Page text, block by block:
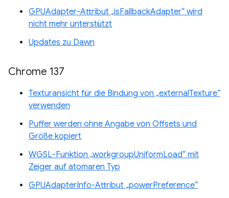
GPUAdapter-Attribut „isFallbackAdapter“ wird
nicht mehr unterstützt
Updates zu Dawn
Chrome 137
Texturansicht für die Bindung von „externalTexture“
verwenden
Puffer werden ohne Angabe von Offsets und
Größe kopiert
WGSL-Funktion „workgroupUniformLoad“ mit
Zeiger auf atomaren Typ
GPUAdapterInfo-Attribut „powerPreference“